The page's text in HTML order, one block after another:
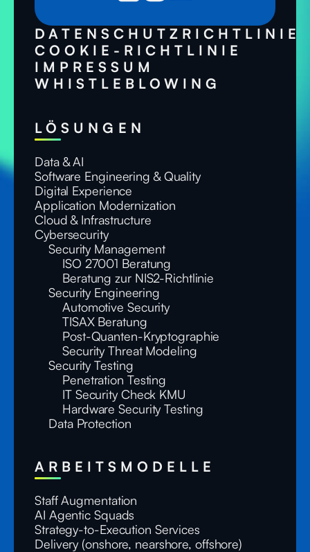
DATENSCHUTZRICHTLINIE
COOKIE-RICHTLINIE
IMPRESSUM
WHISTLEBLOWING
LÖSUNGEN
Data & AI
Software Engineering & Quality
Digital Experience
Application Modernization
Cloud & Infrastructure
Cybersecurity
Security Management
ISO 27001 Beratung
Beratung zur NIS2-Richtlinie
Security Engineering
Automotive Security
TISAX Beratung
Post-Quanten-Kryptographie
Security Threat Modeling
Security Testing
Penetration Testing
IT Security Check KMU
Hardware Security Testing
Data Protection
ARBEITSMODELLE
Staff Augmentation
AI Agentic Squads
Strategy-to-Execution Services
Delivery (onshore, nearshore, offshore)